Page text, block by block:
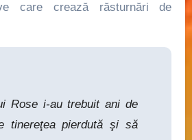
care crează răsturnări de
Rose i-au trebuit ani de
tinereţea pierdută şi să